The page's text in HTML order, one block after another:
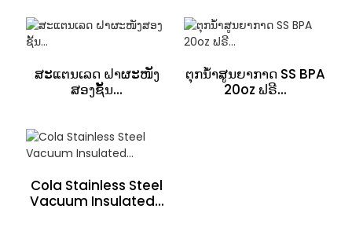
ສະແຕນເລດ ຝາຜະໜັງ
ສອງຊັ້ນ...
ຕຸກນ້ຳສູນຍາກາດ SS BPA
20oz ຟຣີ...
Cola Stainless Steel
Vacuum Insulated...